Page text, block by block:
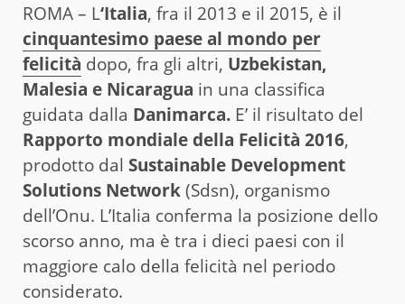
ROMA – L‘Italia, fra il 2013 e il 2015, è il
cinquantesimo paese al mondo per
felicità dopo, fra gli altri, Uzbekistan,
Malesia e Nicaragua in una classifica
guidata dalla Danimarca. E’ il risultato del
Rapporto mondiale della Felicità 2016,
prodotto dal Sustainable Development
Solutions Network(Sdsn), organismo
dell’Onu. L’Italia conferma la posizione dello
scorso anno, ma è tra i dieci paesi con il
maggiore calo della felicità nel periodo
considerato.